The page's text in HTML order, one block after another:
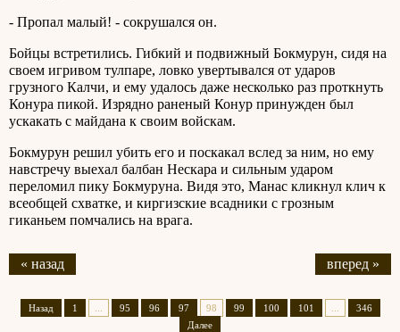
- Пропал малый! - сокрушался он.
Бойцы встретились. Гибкий и подвижный Бокмурун, сидя на
своем игривом тулпаре, ловко увертывался от ударов
грузного Калчи, и ему удалось даже несколько раз проткнуть
Конура пикой. Изрядно раненый Конур принужден был
ускакать с майдана к своим войскам.
Бокмурун решил убить его и поскакал вслед за ним, но ему
навстречу выехал балбан Нескара и сильным ударом
переломил пику Бокмуруна. Видя это, Манас кликнул клич к
всеобщей схватке, и киргизские всадники с грозным
гиканьем помчались на врага.
« назад вперед »
Назад 1 95 96 97 98 99 100 101
346
Далее